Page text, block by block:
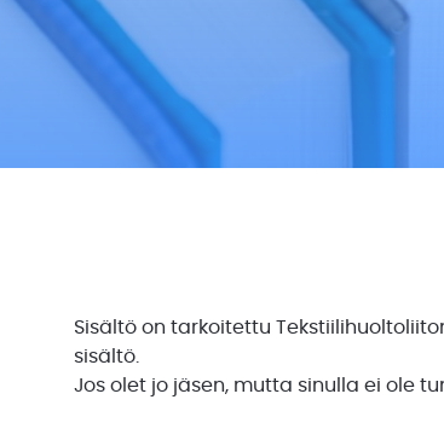
Sisältö on tarkoitettu
sisältö.
Jos olet jo jäsen, mutta sinulla ei ole